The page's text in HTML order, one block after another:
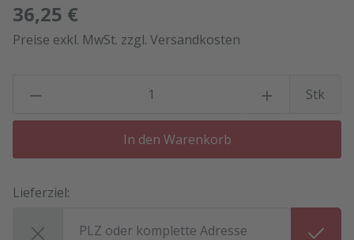
36,25 €
Preise exkl. MwSt. zzgl. Versandkosten
Stk
In den Warenkorb
Lieferziel: